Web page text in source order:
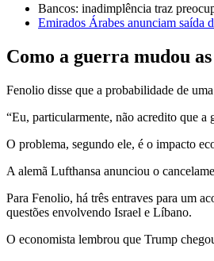
Bancos: inadimplência traz
Emirados Árabes anunciam saída
Como a guerra mudou
Fenolio disse que a probabilidade de
“Eu, particularmente, não acredito que
O problema, segundo ele, é o impacto
A alemã Lufthansa anunciou o
Para Fenolio, há três entraves para um
questões envolvendo Israel e Líbano.
O economista lembrou que Trump